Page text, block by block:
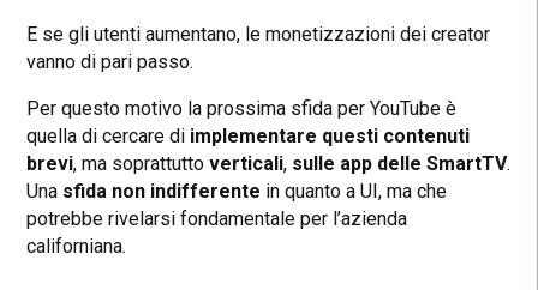
E se gli utenti aumentano, le monetizzazioni dei creator
vanno di pari passo.
Per questo motivo la prossima sfida per YouTube è
quella di cercare di implementare questi contenuti
brevi, ma soprattuttoverticali, sulle app delle SmartTV.
Una sfida non indifferente in quanto a UI, ma che
potrebbe rivelarsi fondamentale per l’azienda
californiana.